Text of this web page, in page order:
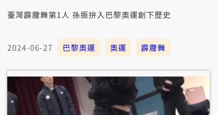
臺灣霹靂舞第1人 孫振拚入巴黎奧運創下歷史
2024-06-27 巴黎奧運 奧運 霹靂舞